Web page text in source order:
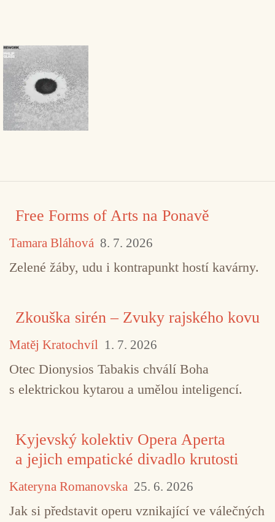
Free Forms of Arts na Ponavě
Tamara Bláhová 8. 7. 2026
Zelené žáby, udu i kontrapunkt hostí kavárny.
Zkouška sirén – Zvuky rajského kovu
Matěj Kratochvíl 1. 7. 2026
Otec Dionysios Tabakis chválí Boha
s elektrickou kytarou a umělou inteligencí.
Kyjevský kolektiv Opera Aperta
a jejich empatické divadlo krutosti
Kateryna Romanovska 25. 6. 2026
Jak si představit operu vznikající ve válečných